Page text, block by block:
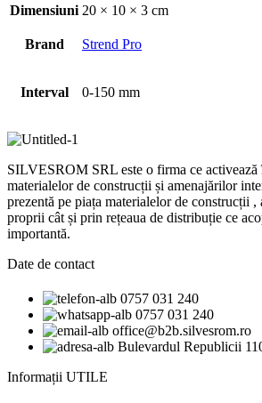
Dimensiuni 20 × 10 × 3 cm
Brand Strend Pro
Interval 0-150 mm
SILVESROM SRL este o firma ce activează
materialelor de construcții și amenajărilor
prezentă pe piața materialelor de construcții ,
proprii cât și prin rețeaua de distribuție ce
importantă.
Date de contact
0757 031 240
0757 031 240
office@b2b.silvesrom.ro
Bulevardul Republicii
Informații UTILE